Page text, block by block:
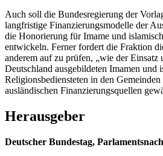
Auch soll die Bundesregierung der
langfristige Finanzierungsmodelle der
die Honorierung für Imame und
entwickeln. Ferner fordert die Fraktion
anderem auf zu prüfen, „wie der
Deutschland ausgebildeten Imamen und
Religionsbediensteten in den
ausländischen Finanzierungsquellen
Herausgeber
Deutscher Bundestag,